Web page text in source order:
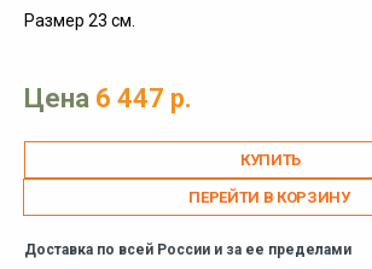
Размер 23 см.
Цена 6 447 р.
ПЕРЕЙТИ В КОРЗИНУ
Доставка по всей России и за ее пределами